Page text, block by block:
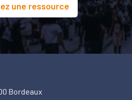
une ressource
Bordeaux